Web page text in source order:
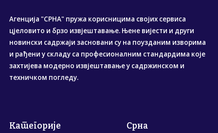
Агенција "СРНА" пружа корисницима својих сервиса
цјеловито и брзо извјештавање. Њене вијести и други
новински садржаји засновани су на поузданим изворима
и рађени у складу са професионалним стандардима које
захтијева модерно извјештавање у садржинском и
техничком погледу.
Категорије Срна